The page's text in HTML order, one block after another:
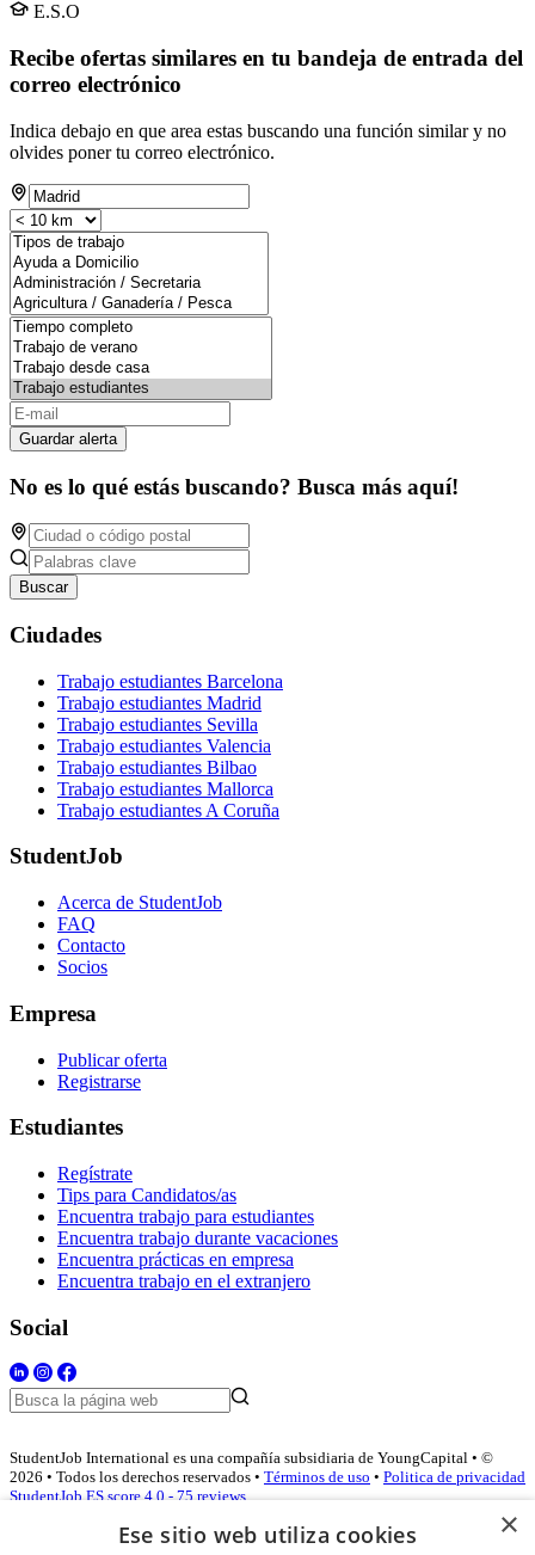
E.S.O
Recibe ofertas similares en tu bandeja de entrada del
correo electrónico
Indica debajo en que area estas buscando una función similar y no
olvides poner tu correo electrónico.
Guardar alerta
No es lo qué estás buscando? Busca más aquí!
Buscar
Ciudades
Trabajo estudiantes Barcelona
Trabajo estudiantes Madrid
Trabajo estudiantes Sevilla
Trabajo estudiantes Valencia
Trabajo estudiantes Bilbao
Trabajo estudiantes Mallorca
Trabajo estudiantes A Coruña
StudentJob
Acerca de StudentJob
FAQ
Contacto
Socios
Empresa
Publicar oferta
Registrarse
Estudiantes
Regístrate
Tips para Candidatos/as
Encuentra trabajo para estudiantes
Encuentra trabajo durante vacaciones
Encuentra prácticas en empresa
Encuentra trabajo en el extranjero
Social
StudentJob International es una compañía subsidiaria de YoungCapital • ©
2026 • Todos los derechos reservados • Términos de uso • Politica de privacidad
StudentJob ES score 4.0 - 75 reviews
×
Ese sitio web utiliza cookies